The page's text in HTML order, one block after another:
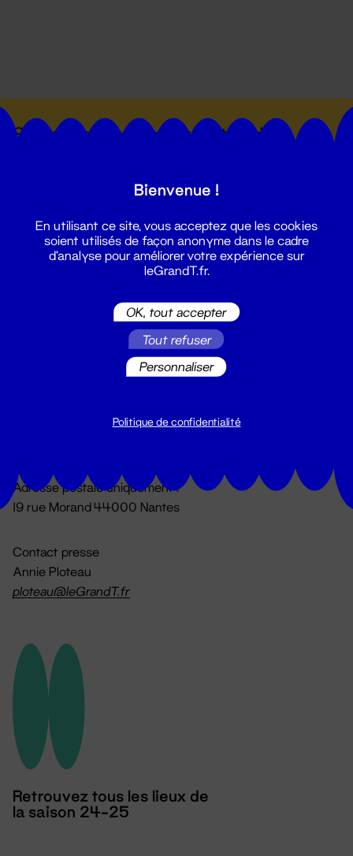
Suivez toutes les actualités du
Du lundi au vendredi 14h → 18h
Adresse postale uniquement :
19 rue Morand 44000 Nantes
Contact presse
Annie Ploteau
ploteau@leGrandT.fr
Retrouvez tous les lieux de
la saison 24-25
Bienvenue !
En utilisant ce site, vous acceptez que les cookies
soient utilisés de façon anonyme dans le cadre
d'analyse pour améliorer votre expérience sur
leGrandT.fr.
OK, tout accepter
Tout refuser
Personnaliser
Politique de confidentialité